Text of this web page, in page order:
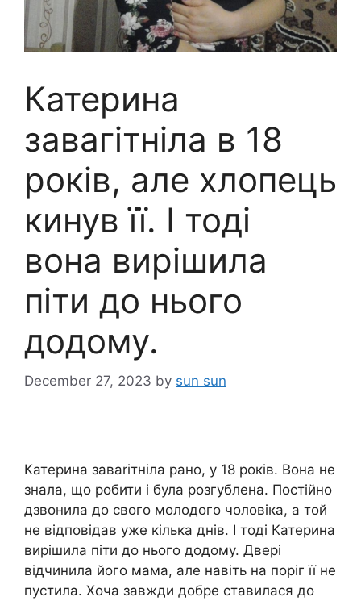
Катерина
завагітніла в 18
років, але хлопець
кинув її. І тоді
вона вирішила
піти до нього
додому.
December 27, 2023 by sun sun
Катерина заваrітніла рано, у 18 років. Вона не
знала, що робити і була розгублена. Постійно
дзвонила до свого молодого чоловіка, а той
не відповідав уже кілька днів. І тоді Катерина
вирішила піти до нього додому. Двері
відчинила його мама, але навіть на поріг її не
пустила. Хоча завжди добре ставилася до